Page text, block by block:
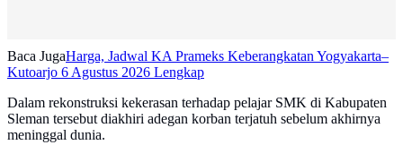
Baca JugaHarga, Jadwal KA Prameks Keberangkatan Yogyakarta–
Kutoarjo 6 Agustus 2026 Lengkap
Dalam rekonstruksi kekerasan terhadap pelajar SMK di Kabupaten
Sleman tersebut diakhiri adegan korban terjatuh sebelum akhirnya
meninggal dunia.